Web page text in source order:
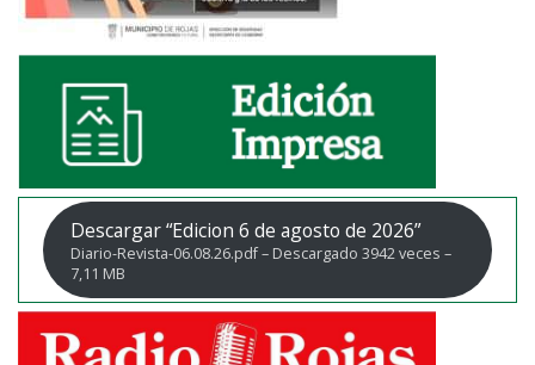
Descargar “Edicion 6 de agosto de 2026”
Diario-Revista-06.08.26.pdf – Descargado 3942 veces –
7,11 MB